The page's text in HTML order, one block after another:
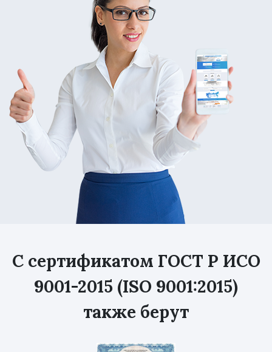
С сертификатом ГОСТ Р ИСО
9001-2015 (ISO 9001:2015)
также берут